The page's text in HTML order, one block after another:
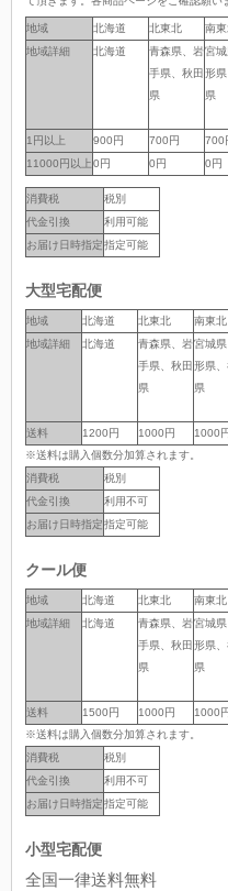
地域 北海道 北東北 南
地域詳細
北海道
青森県、岩
手県、秋田
県
宮
形
県
1円以上 900円 700円 700
11000円以上0円 0円 0円
地域
地域詳細
1円以上
11000円以上
消費税
税別
代金引換
利用可能
お届け日時指定指定可能
大型宅配便
地域 北海道 北東北 南東北
地域詳細
北海道
青森県、岩
手県、秋田
県
宮城
形県
県
送料 1200円 1000円 1000
地域
地域詳細
送料
※送料は購入個数分加算されます。
消費税
税別
代金引換
利用不可
お届け日時指定指定可能
クール便
地域 北海道 北東北 南東北
地域詳細
北海道
青森県、岩
手県、秋田
県
宮城
形県
県
送料 1500円 1000円 1000
地域
地域詳細
送料
※送料は購入個数分加算されます。
消費税
税別
代金引換
利用不可
お届け日時指定指定可能
小型宅配便
全国一律送料無料